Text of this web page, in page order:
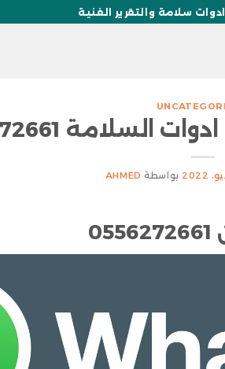
سلامة والتقرير الفنية
0556272661
بواسطة AHMED